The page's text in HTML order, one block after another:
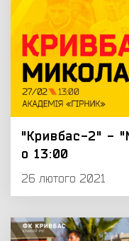
"Кривбас-2" -
о 13:00
26 лютого 2021